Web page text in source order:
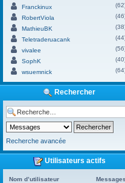
Franckinux
RobertViola
MathieuBK
Teletraderuacank
vivalee
SophK
wsuemnick
Rechercher
Recherche avancée
Utilisateurs actifs
Nom d’utilisateur
Messages